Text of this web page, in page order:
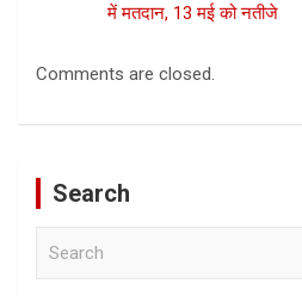
में मतदान, 13 मई को नतीजे
Comments are closed.
Search